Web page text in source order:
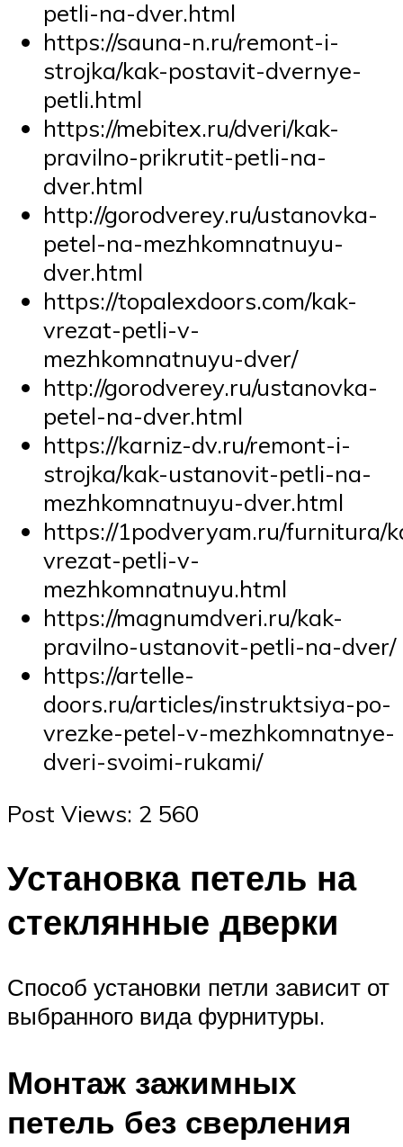
petli-na-dver.html
https://sauna-n.ru/remont-i-
strojka/kak-postavit-dvernye-
petli.html
https://mebitex.ru/dveri/kak-
pravilno-prikrutit-petli-na-
dver.html
http://gorodverey.ru/ustanovka-
petel-na-mezhkomnatnuyu-
dver.html
https://topalexdoors.com/kak-
vrezat-petli-v-
mezhkomnatnuyu-dver/
http://gorodverey.ru/ustanovka-
petel-na-dver.html
https://karniz-dv.ru/remont-i-
strojka/kak-ustanovit-petli-na-
mezhkomnatnuyu-dver.html
https://1podveryam.ru/furnitura/
vrezat-petli-v-
mezhkomnatnuyu.html
https://magnumdveri.ru/kak-
pravilno-ustanovit-petli-na-dver/
https://artelle-
doors.ru/articles/instruktsiya-po-
vrezke-petel-v-mezhkomnatnye-
dveri-svoimi-rukami/
Post Views: 2 560
Установка петель на
стеклянные дверки
Способ установки петли зависит от
выбранного вида фурнитуры.
Монтаж зажимных
петель без сверления